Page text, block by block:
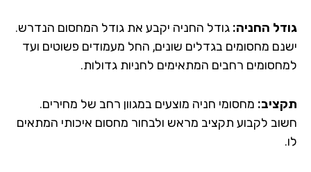
החניה:גודל החניה יקבע את גודל המחסום הנדרש.
מחסומים בגדלים שונים, החל מעמודים פשוטים ועד
רחבים המתאימים לחניות גדולות.
מחסומי חניה מוצעים במגוון רחב של מחירים.
לקבוע תקציב מראש ולבחור מחסום איכותי המתאים